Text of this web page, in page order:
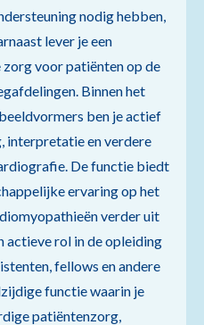
nodig hebben,
lever je een
voor patiënten op de
Binnen het
ben je actief
interpretatie en verdere
De functie biedt
ervaring op het
verder uit
actieve rol in de opleiding
fellows en andere
functie waarin je
patiëntenzorg,